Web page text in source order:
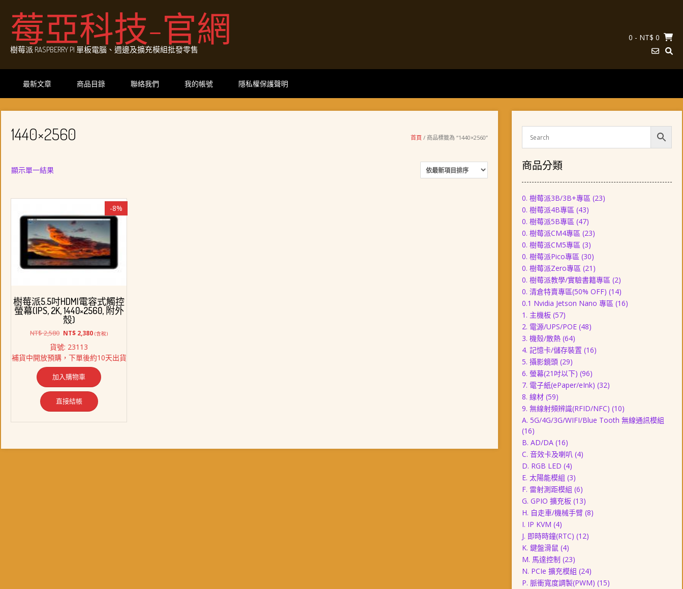
content莓亞科技-官網
樹莓派 RASPBERRY PI 單板電腦、週邊及擴充模組批發零售
0 - NT$ 0
最新文章 商品目錄 聯絡我們 我的帳號 隱私權保護聲明
首頁 / 商品標籤為 “1440×2560”
1440×2560
顯示單一結果
-8%
樹莓派5.5吋HDMI電容式觸控
螢幕(IPS, 2K, 1440×2560, 附外
殼)
NT$2,580 原
價
格：
NT$ 2,580。
NT$ 2,380目
格：
NT$ 2,380。
(含稅)
貨號: 23113
補貨中開放預購，下單後約10天出貨
加入購物車
直接結帳
商品分類
0. 樹莓派3B/3B+專區 (23)
0. 樹莓派4B專區 (43)
0. 樹莓派5B專區 (47)
0. 樹莓派CM4專區 (23)
0. 樹莓派CM5專區 (3)
0. 樹莓派Pico專區 (30)
0. 樹莓派Zero專區 (21)
0. 樹莓派教學/實驗書籍專區 (2)
0. 清倉特賣專區(50% OFF) (14)
0.1 Nvidia Jetson Nano 專區 (16)
1. 主機板 (57)
2. 電源/UPS/POE (48)
3. 機殼/散熱 (64)
4. 記憶卡/儲存裝置 (16)
5. 攝影鏡頭 (29)
6. 螢幕(21吋以下) (96)
7. 電子紙(ePaper/eInk) (32)
8. 線材 (59)
9. 無線射頻辨識(RFID/NFC) (10)
A. 5G/4G/3G/WIFI/Blue Tooth 無線通訊模組
(16)
B. AD/DA (16)
C. 音效卡及喇叭 (4)
D. RGB LED (4)
E. 太陽能模組 (3)
F. 雷射測距模組 (6)
G. GPIO 擴充板 (13)
H. 自走車/機械手臂 (8)
I. IP KVM (4)
J. 即時時鐘(RTC) (12)
K. 鍵盤滑鼠 (4)
M. 馬達控制 (23)
N. PCIe 擴充模組 (24)
P. 脈衝寬度調製(PWM) (15)